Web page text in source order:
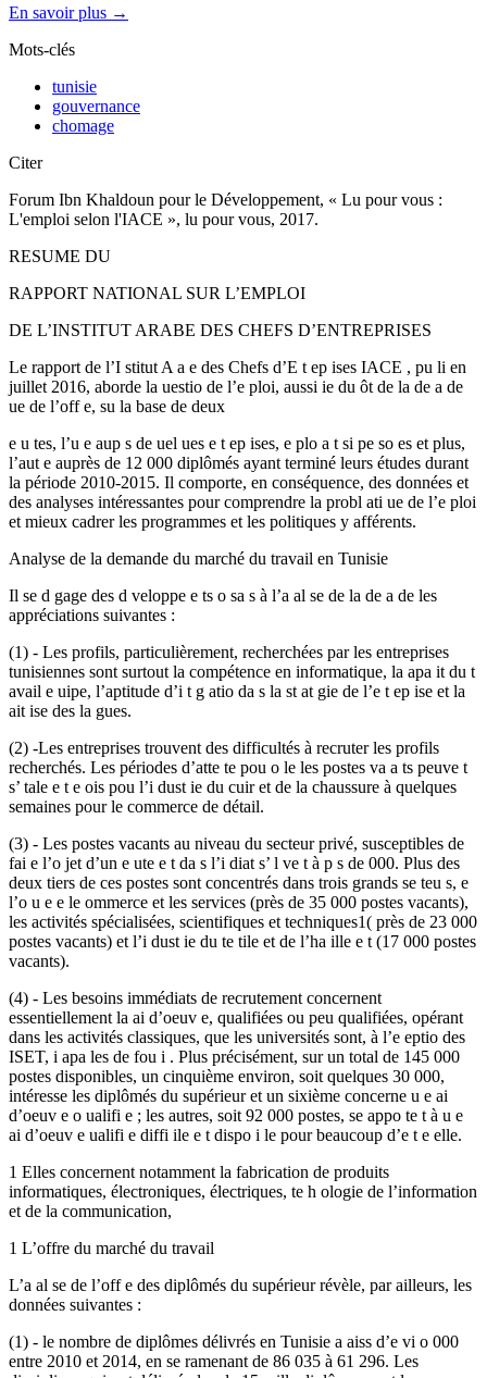
En savoir plus →
Mots-clés
tunisie
gouvernance
chomage
Citer
Forum Ibn Khaldoun pour le Développement, « Lu pour vous :
L'emploi selon l'IACE », lu pour vous, 2017.
RESUME DU
RAPPORT NATIONAL SUR L’EMPLOI
DE L’INSTITUT ARABE DES CHEFS D’ENTREPRISES
Le rapport de l’I stitut A a e des Chefs d’E t ep ises IACE , pu li en
juillet 2016, aborde la uestio de l’e ploi, aussi ie du ôt de la de a de
ue de l’off e, su la base de deux
e u tes, l’u e aup s de uel ues e t ep ises, e plo a t si pe so es et plus,
l’aut e auprès de 12 000 diplômés ayant terminé leurs études durant
la période 2010-2015. Il comporte, en conséquence, des données et
des analyses intéressantes pour comprendre la probl ati ue de l’e ploi
et mieux cadrer les programmes et les politiques y afférents.
Analyse de la demande du marché du travail en Tunisie
Il se d gage des d veloppe e ts o sa s à l’a al se de la de a de les
appréciations suivantes :
(1) - Les profils, particulièrement, recherchées par les entreprises
tunisiennes sont surtout la compétence en informatique, la apa it du t
avail e uipe, l’aptitude d’i t g atio da s la st at gie de l’e t ep ise et la
ait ise des la gues.
(2) -Les entreprises trouvent des difficultés à recruter les profils
recherchés. Les périodes d’atte te pou o le les postes va a ts peuve t
s’ tale e t e ois pou l’i dust ie du cuir et de la chaussure à quelques
semaines pour le commerce de détail.
(3) - Les postes vacants au niveau du secteur privé, susceptibles de
fai e l’o jet d’un e ute e t da s l’i diat s’ l ve t à p s de 000. Plus des
deux tiers de ces postes sont concentrés dans trois grands se teu s, e
l’o u e e le ommerce et les services (près de 35 000 postes vacants),
les activités spécialisées, scientifiques et techniques1( près de 23 000
postes vacants) et l’i dust ie du te tile et de l’ha ille e t (17 000 postes
vacants).
(4) - Les besoins immédiats de recrutement concernent
essentiellement la ai d’oeuv e, qualifiées ou peu qualifiées, opérant
dans les activités classiques, que les universités sont, à l’e eptio des
ISET, i apa les de fou i . Plus précisément, sur un total de 145 000
postes disponibles, un cinquième environ, soit quelques 30 000,
intéresse les diplômés du supérieur et un sixième concerne u e ai
d’oeuv e o ualifi e ; les autres, soit 92 000 postes, se appo te t à u e
ai d’oeuv e ualifi e diffi ile e t dispo i le pour beaucoup d’e t e elle.
1 Elles concernent notamment la fabrication de produits
informatiques, électroniques, électriques, te h ologie de l’information
et de la communication,
1 L’offre du marché du travail
L’a al se de l’off e des diplômés du supérieur révèle, par ailleurs, les
données suivantes :
(1) - le nombre de diplômes délivrés en Tunisie a aiss d’e vi o 000
entre 2010 et 2014, en se ramenant de 86 035 à 61 296. Les